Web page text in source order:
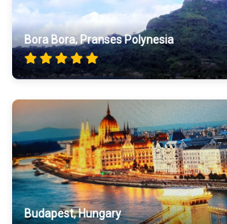
Bora Bora, Pranses Polynesia
Budapest, Hungary